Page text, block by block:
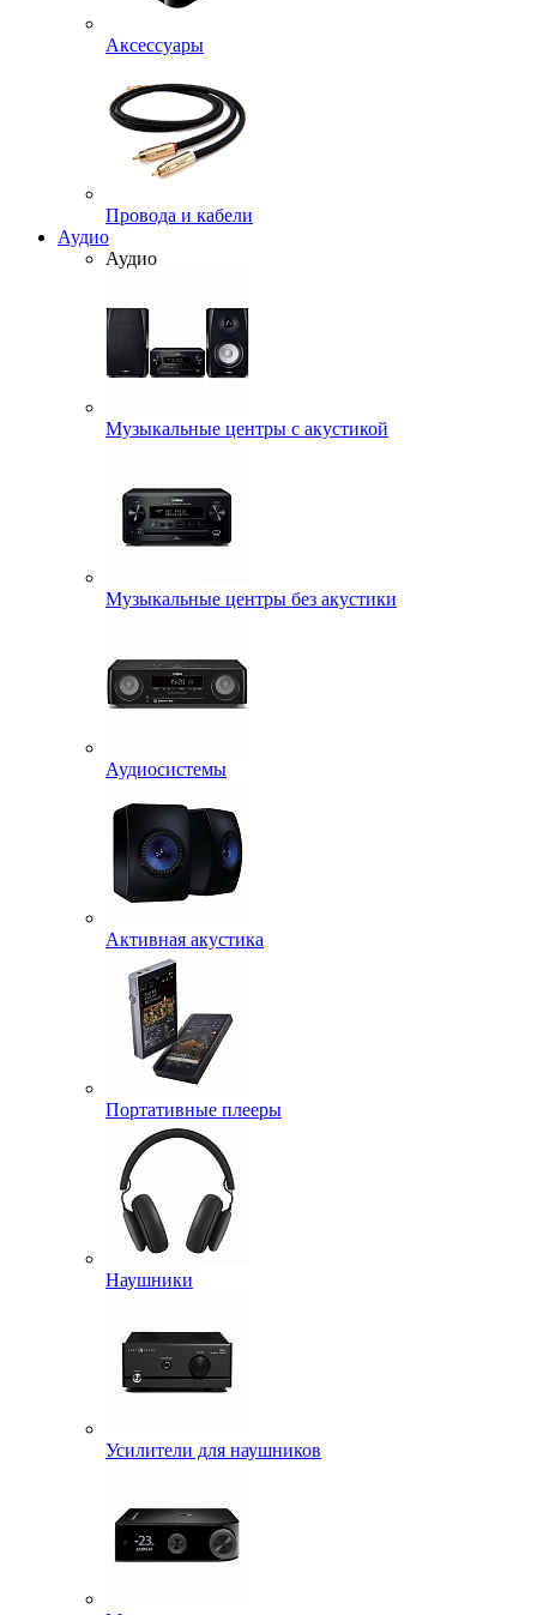
Аксессуары
Провода и кабели
Аудио
Аудио
Музыкальные центры с акустикой
Музыкальные центры без акустики
Аудиосистемы
Активная акустика
Портативные плееры
Наушники
Усилители для наушников